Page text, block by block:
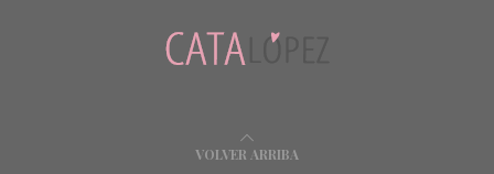
VOLVER ARRIBA